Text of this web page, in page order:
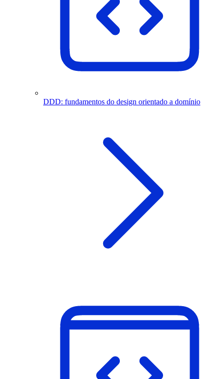
DDD: fundamentos do design orientado a domínio